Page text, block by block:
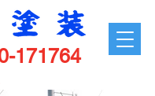
171764